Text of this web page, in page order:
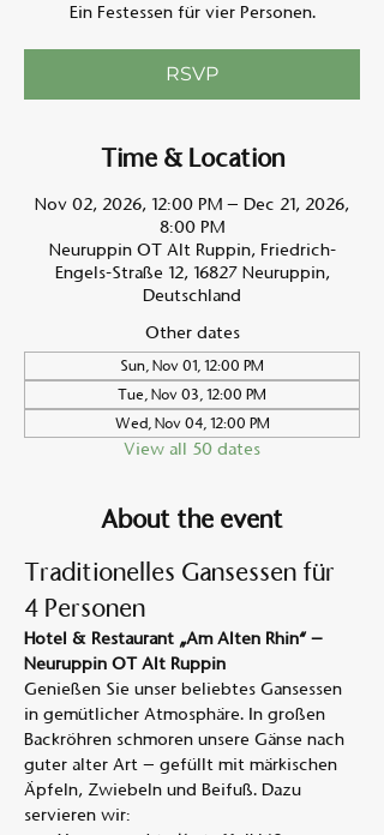
Ein Festessen für vier Personen.
RSVP
Time & Location
Nov 02, 2026, 12:00 PM – Dec 21, 2026,
8:00 PM
Neuruppin OT Alt Ruppin, Friedrich-
Engels-Straße 12, 16827 Neuruppin,
Deutschland
Other dates
Sun, Nov 01, 12:00 PM
Tue, Nov 03, 12:00 PM
Wed, Nov 04, 12:00 PM
View all 50 dates
About the event
Traditionelles Gansessen für
4 Personen
Hotel & Restaurant „Am Alten Rhin“ –
Neuruppin OT Alt Ruppin
Genießen Sie unser beliebtes Gansessen
in gemütlicher Atmosphäre. In großen
Backröhren schmoren unsere Gänse nach
guter alter Art – gefüllt mit märkischen
Äpfeln, Zwiebeln und Beifuß. Dazu
servieren wir: